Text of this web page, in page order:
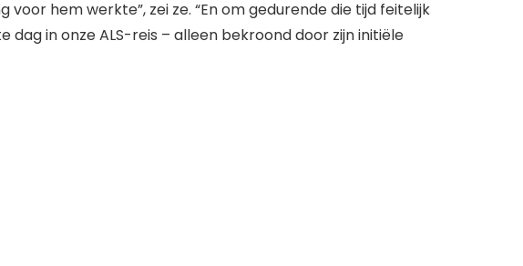
hem werkte”, zei ze. “En om gedurende die tijd feitelijk
in onze ALS-reis – alleen bekroond door zijn initiële